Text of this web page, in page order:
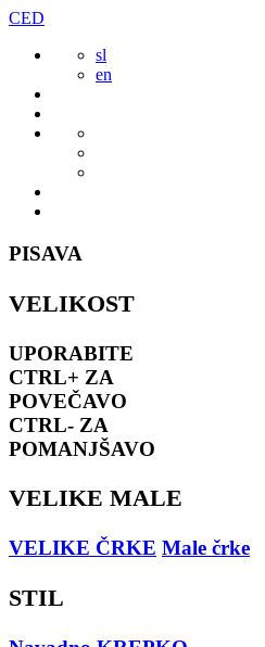
Preskoči
vsebine
CED
sl
en
PISAVA
VELIKOST
UPORABITE
CTRL+ ZA
POVEČAVO
CTRL- ZA
POMANJŠAVO
VELIKE MALE
VELIKE ČRKE Male črke
STIL